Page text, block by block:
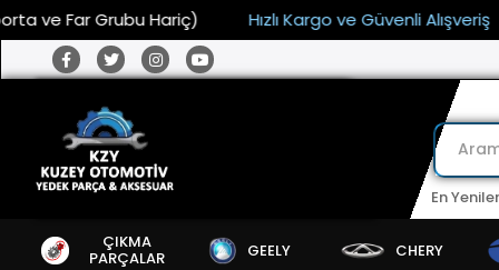
Grubu Hariç) Hızlı Kargo ve Güvenli Alışveriş
En Yeniler
ÇIKMA
PARÇALAR GEELY CHERY